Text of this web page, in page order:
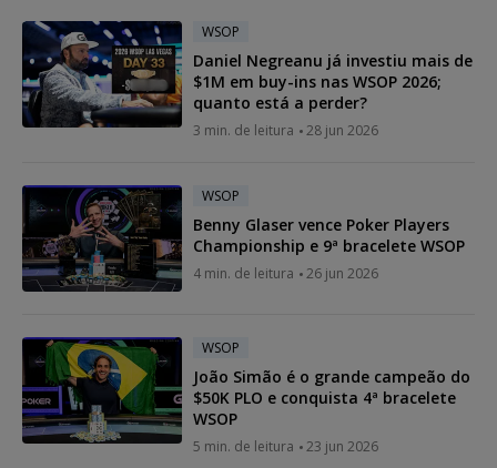
WSOP
Daniel Negreanu já investiu mais de
$1M em buy-ins nas WSOP 2026;
quanto está a perder?
3 min. de leitura 28 jun 2026
WSOP
Benny Glaser vence Poker Players
Championship e 9ª bracelete WSOP
4 min. de leitura 26 jun 2026
WSOP
João Simão é o grande campeão do
$50K PLO e conquista 4ª bracelete
WSOP
5 min. de leitura 23 jun 2026